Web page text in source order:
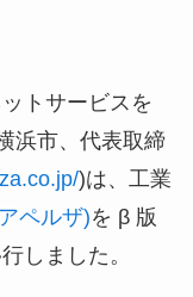
トサービスを
浜市、代表取締
)は、工業
ペルザ)を β 版
しました。